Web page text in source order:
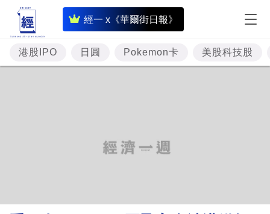
經一 x《華爾街日報》
即
時
財
經
理
港股IPO 日圓 Pokemon卡 美股科技股